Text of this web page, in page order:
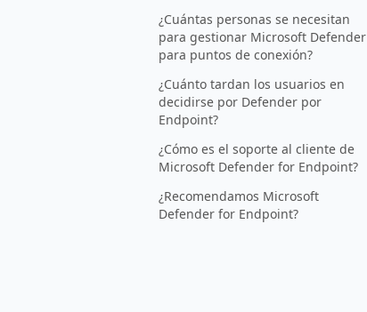
¿Cuántas personas se necesitan
para gestionar Microsoft Defender
para puntos de conexión?
¿Cuánto tardan los usuarios en
decidirse por Defender por
Endpoint?
¿Cómo es el soporte al cliente de
Microsoft Defender for Endpoint?
¿Recomendamos Microsoft
Defender for Endpoint?